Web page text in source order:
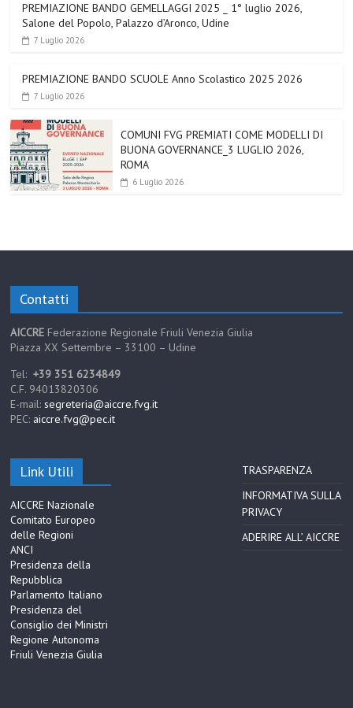
PREMIAZIONE BANDO GEMELLAGGI 2025 _ 1° luglio 2026,
Salone del Popolo, Palazzo d’Aronco, Udine
7 Luglio 2026
PREMIAZIONE BANDO SCUOLE Anno Scolastico 2025 2026
7 Luglio 2026
COMUNI FVG PREMIATI COME MODELLI DI
BUONA GOVERNANCE_3 LUGLIO 2026,
ROMA
6 Luglio 2026
Contatti
AICCRE Federazione Regionale Friuli Venezia Giulia
Piazza XX Settembre – 33100 – Udine
Tel:+39 351 6234849
C.F. 94013820306
E-mail:segreteria@aiccre.fvg.it
PEC: aiccre.fvg@pec.it
Link Utili
AICCRE Nazionale
Comitato Europeo
delle Regioni
ANCI
Presidenza della
Repubblica
Parlamento Italiano
Presidenza del
Consiglio dei Ministri
Regione Autonoma
Friuli Venezia Giulia
TRASPARENZA
INFORMATIVA SULLA
PRIVACY
ADERIRE ALL’ AICCRE